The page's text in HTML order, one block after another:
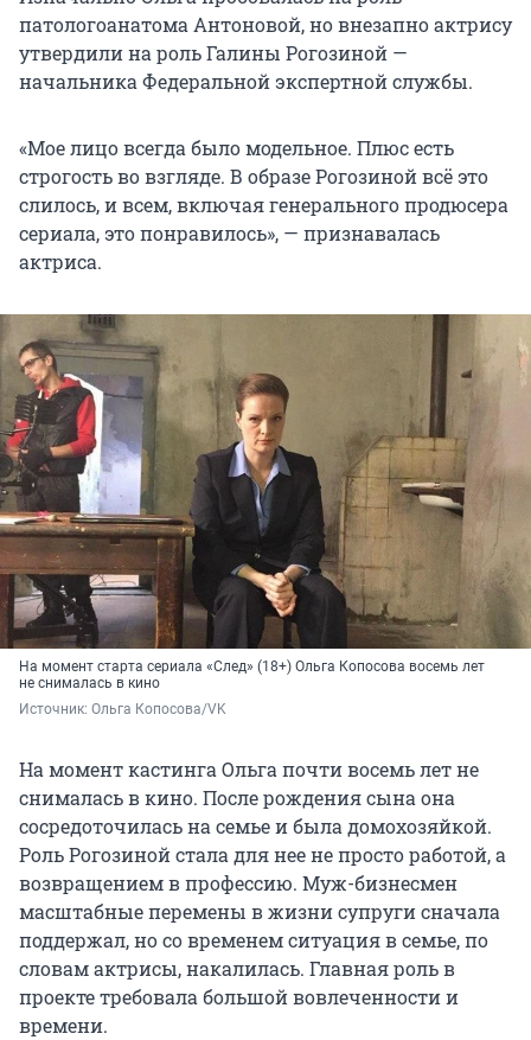
патологоанатома Антоновой, но внезапно актрису
утвердили на роль Галины Рогозиной —
начальника Федеральной экспертной службы.
«Мое лицо всегда было модельное. Плюс есть
строгость во взгляде. В образе Рогозиной всё это
слилось, и всем, включая генерального продюсера
сериала, это понравилось», — признавалась
актриса.
На момент старта сериала «След» (18+) Ольга Копосова восемь лет
не снималась в кино
Источник: Ольга Копосова/VK
На момент кастинга Ольга почти восемь лет не
снималась в кино. После рождения сына она
сосредоточилась на семье и была домохозяйкой.
Роль Рогозиной стала для нее не просто работой, а
возвращением в профессию. Муж-бизнесмен
масштабные перемены в жизни супруги сначала
поддержал, но со временем ситуация в семье, по
словам актрисы, накалилась. Главная роль в
проекте требовала большой вовлеченности и
времени.